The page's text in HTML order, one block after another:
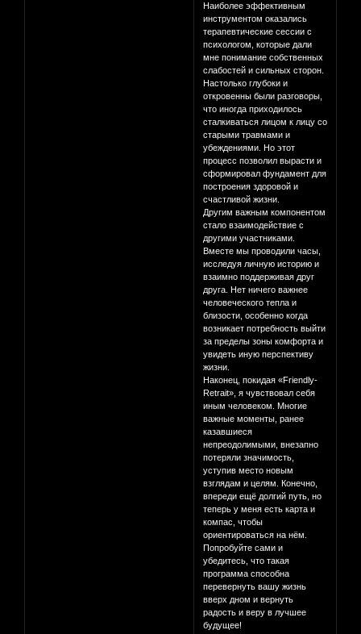
Наиболее эффективным
инструментом оказались
терапевтические сессии с
психологом, которые дали
мне понимание собственных
слабостей и сильных сторон.
Настолько глубоки и
откровенны были разговоры,
что иногда приходилось
сталкиваться лицом к лицу со
старыми травмами и
убеждениями. Но этот
процесс позволил вырасти и
сформировал фундамент для
построения здоровой и
счастливой жизни.
Другим важным компонентом
стало взаимодействие с
другими участниками.
Вместе мы проводили часы,
исследуя личную историю и
взаимно поддерживая друг
друга. Нет ничего важнее
человеческого тепла и
близости, особенно когда
возникает потребность выйти
за пределы зоны комфорта и
увидеть иную перспективу
жизни.
Наконец, покидая «Friendly-
Retrait», я чувствовал себя
иным человеком. Многие
важные моменты, ранее
казавшиеся
непреодолимыми, внезапно
потеряли значимость,
уступив место новым
взглядам и целям. Конечно,
впереди ещё долгий путь, но
теперь у меня есть карта и
компас, чтобы
ориентироваться на нём.
Попробуйте сами и
убедитесь, что такая
программа способна
перевернуть вашу жизнь
вверх дном и вернуть
радость и веру в лучшее
будущее!